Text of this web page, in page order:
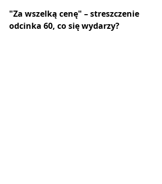
"Za wszelką cenę" – streszczenie
odcinka 60, co się wydarzy?